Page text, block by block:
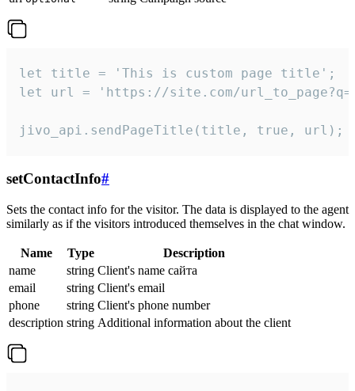
let title = 'This is custom page title';
let url = 'https://site.com/
jivo_api.sendPageTitle(title, true, url);
setContactInfo#
Sets the contact info for the visitor. The data is displayed to the agent
similarly as if the visitors introduced themselves in the chat window.
Name Type
Description
name
string Client's name сайта
email
string Client's email
phone
string Client's phone number
description string Additional information about the client